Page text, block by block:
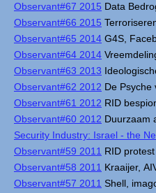
Observant#67 2015 Data
Observant#66 2015
Observant#65 2014 G4S,
Observant#64 2014
Observant#63 2013
Observant#62 2012 De Psyche
Observant#61 2012 RID
Observant#60 2012 Duurzaam
Security Industry: Israel - the
Observant#59 2011 RID
Observant#58 2011 Kraaijer,
Observant#57 2011 Shell,